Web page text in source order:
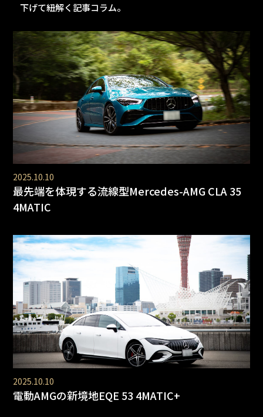
下げて紐解く記事コラム。
2025.10.10
最先端を体現する流線型Mercedes-AMG CLA 35
4MATIC
2025.10.10
電動AMGの新境地EQE 53 4MATIC+